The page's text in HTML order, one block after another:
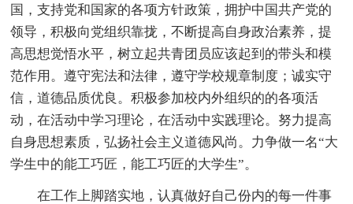
国，支持党和国家的各项方针政策，拥护中国共产党的
领导，积极向党组织靠拢，不断提高自身政治素养，提
高思想觉悟水平，树立起共青团员应该起到的带头和模
范作用。遵守宪法和法律，遵守学校规章制度；诚实守
信，道德品质优良。积极参加校内外组织的的各项活
动，在活动中学习理论，在活动中实践理论。努力提高
自身思想素质，弘扬社会主义道德风尚。力争做一名“大
学生中的能工巧匠，能工巧匠的大学生”。
在工作上脚踏实地，认真做好自己份内的每一件事